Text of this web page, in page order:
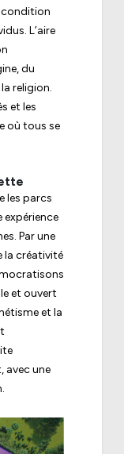
condition
L’aire
du
religion.
et les
où tous se
les parcs
Par une
la créativité
et ouvert
et la
avec une